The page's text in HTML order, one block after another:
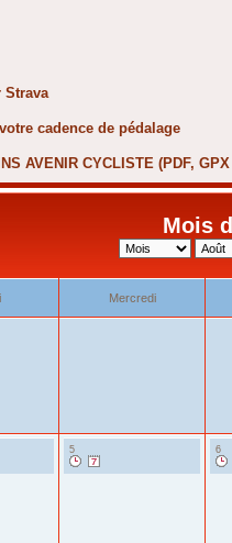
Strava
cadence de pédalage
AVENIR CYCLISTE (PDF,
Mois
Mercredi
5 6